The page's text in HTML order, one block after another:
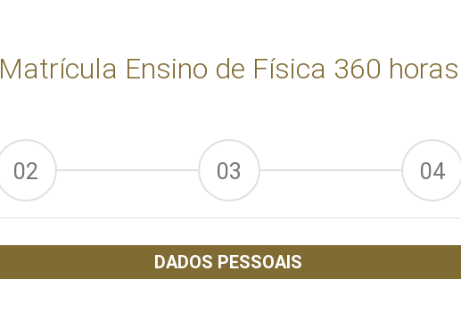
Matrícula Ensino de Física 360 horas
02 03 04
DADOS PESSOAIS